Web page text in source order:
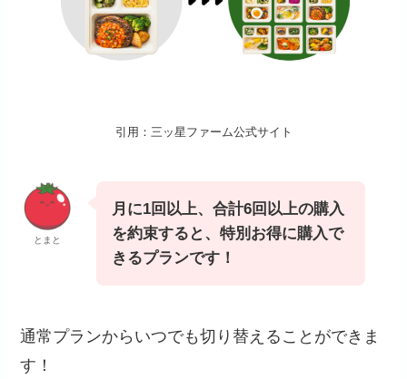
引用：三ッ星ファーム公式サイト
とまと
月に1回以上、合計6回以上の購入
を約束すると、特別お得に購入で
きるプランです！
通常プランからいつでも切り替えることができま
す！